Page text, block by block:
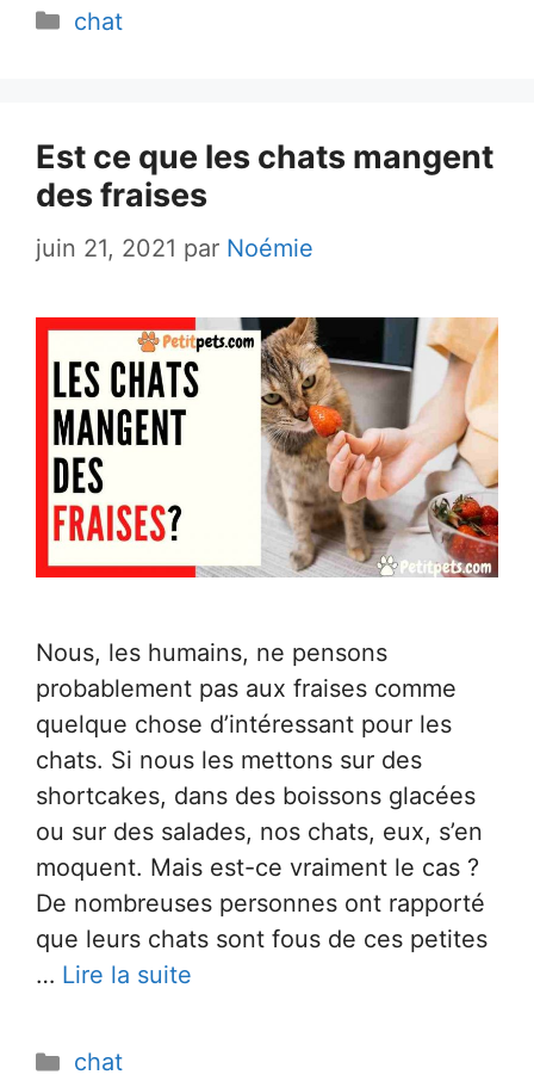
Catégories
chat
Est ce que les chats mangent
des fraises
juin 21, 2021 par Noémie
Nous, les humains, ne pensons
probablement pas aux fraises comme
quelque chose d’intéressant pour les
chats. Si nous les mettons sur des
shortcakes, dans des boissons glacées
ou sur des salades, nos chats, eux, s’en
moquent. Mais est-ce vraiment le cas ?
De nombreuses personnes ont rapporté
que leurs chats sont fous de ces petites
… Lire la suite
Catégories
chat